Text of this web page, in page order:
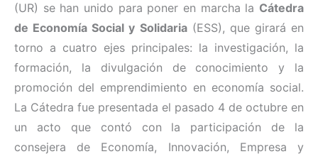
(UR) se han unido para poner en marcha la Cátedra
de Economía Social y Solidaria(ESS), que girará en
torno a cuatro ejes principales: la investigación, la
formación, la divulgación de conocimiento y la
promoción del emprendimiento en economía social.
La Cátedra fue presentada el pasado 4 de octubre en
un acto que contó con la participación de la
consejera de Economía, Innovación, Empresa y